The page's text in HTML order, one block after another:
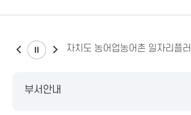
전북특별자치도 농어업농어촌 일자리플
부서안내